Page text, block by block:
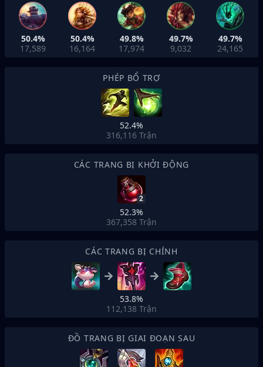
50.4%
17,589
50.4%
16,164
49.8%
17,974
49.7%
9,032
49.7%
24,165
PHÉP BỔ TRỢ
52.4%
316,116 Trận
CÁC TRANG BỊ KHỞI ĐỘNG
2
52.3%
367,358 Trận
CÁC TRANG BỊ CHÍNH
53.8%
112,138 Trận
ĐỒ TRANG BỊ GIAI ĐOẠN SAU